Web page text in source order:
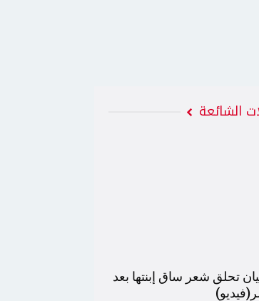
الشائعة
تحلق شعر ساق إبنتها بعد